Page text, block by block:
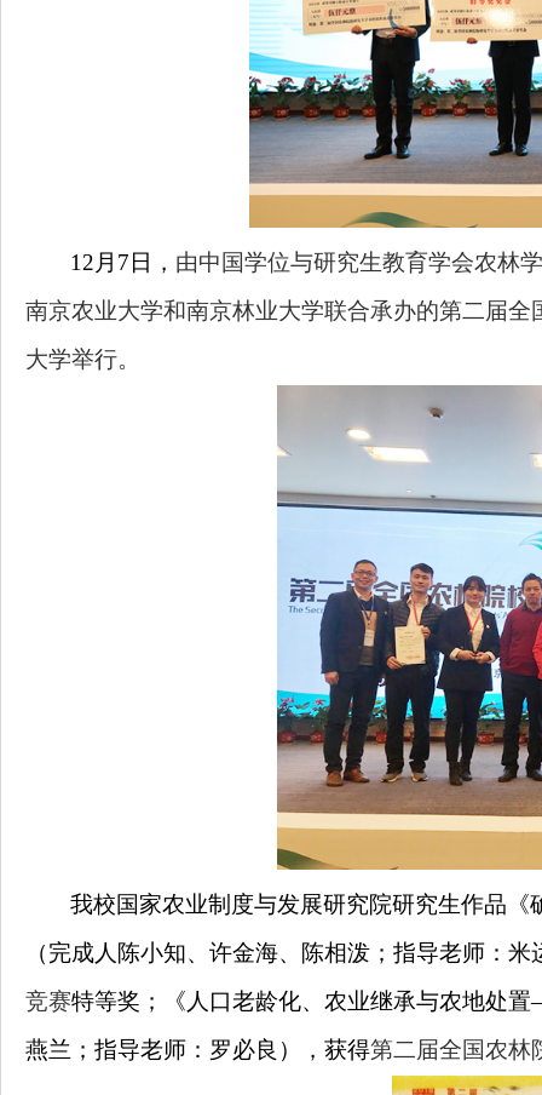
12 月 7 日， 由中国学位与研究生教育学会农林
南京农业大学和南京林业大学联合承办的第二届
大学举行。
我校国家农业制度与发展研究院研究生作品
（完成人陈小知、许金海、陈相泼；指导老师：
竞赛特等奖；《人口老龄化、农业继承与农地处
燕兰；指导老师：罗必良），获得第二届全国农林